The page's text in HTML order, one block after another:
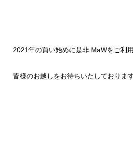
2021年の買い始めに是非 MaWをご利用
皆様のお越しをお待ちいたしております